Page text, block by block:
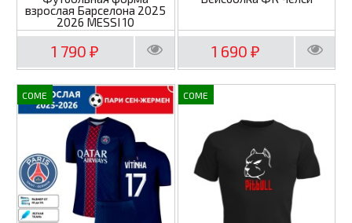
взрослая Барселона 2025
2026 MESSI 10
1 790₽ 1 690₽
COME COME